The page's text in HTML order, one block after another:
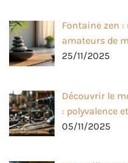
Fontaine zen
amateurs de
25/11/2025
Découvrir le
: polyvalence
05/11/2025